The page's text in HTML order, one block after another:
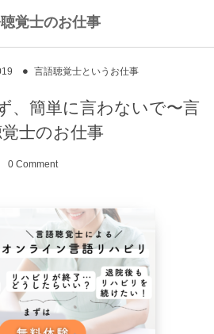
覚士のお仕事
言語聴覚士というお仕事
、簡単に言わないで〜言
士のお仕事
0 Comment